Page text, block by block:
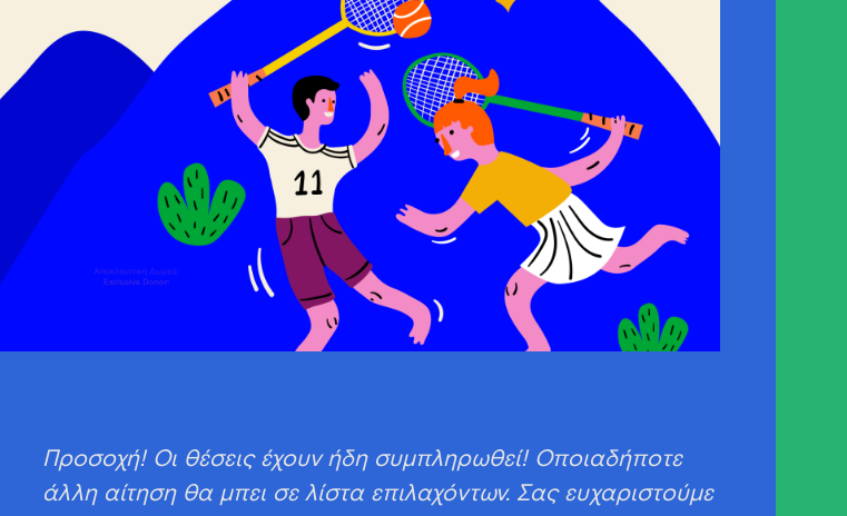
Προσοχή! Οι θέσεις έχουν ήδη συμπληρωθεί! Οποιαδήποτε
άλλη αίτηση θα μπει σε λίστα επιλαχόντων. Σας ευχαριστούμε